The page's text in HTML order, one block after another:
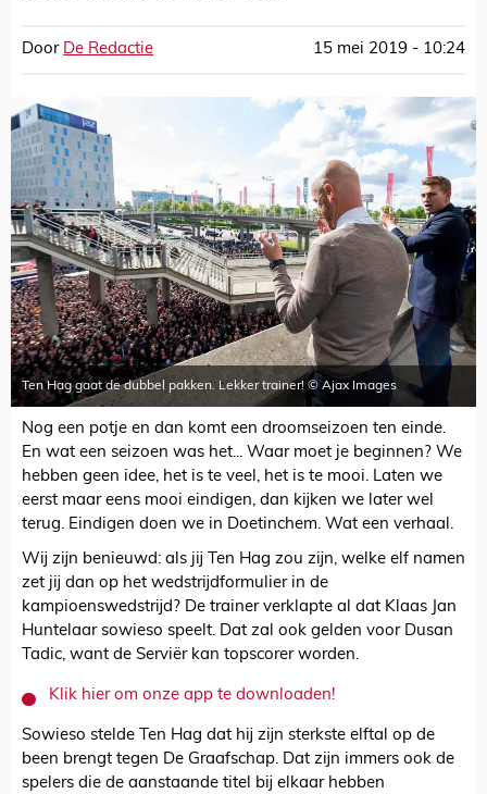
Door De Redactie 15 mei 2019 - 10:24
Ten Hag gaat de dubbel pakken. Lekker trainer! © Ajax Images
Nog een potje en dan komt een droomseizoen ten einde.
En wat een seizoen was het... Waar moet je beginnen? We
hebben geen idee, het is te veel, het is te mooi. Laten we
eerst maar eens mooi eindigen, dan kijken we later wel
terug. Eindigen doen we in Doetinchem. Wat een verhaal.
Wij zijn benieuwd: als jij Ten Hag zou zijn, welke elf namen
zet jij dan op het wedstrijdformulier in de
kampioenswedstrijd? De trainer verklapte al dat Klaas Jan
Huntelaar sowieso speelt. Dat zal ook gelden voor Dusan
Tadic, want de Serviër kan topscorer worden.
Klik hier om onze app te downloaden!
Sowieso stelde Ten Hag dat hij zijn sterkste elftal op de
been brengt tegen De Graafschap. Dat zijn immers ook de
spelers die de aanstaande titel bij elkaar hebben